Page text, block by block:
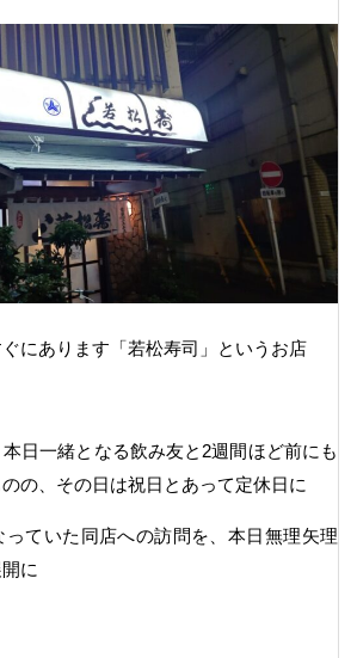
にあります「若松寿司」というお店
日一緒となる飲み友と2週間ほど前にも
の、その日は祝日とあって定休日に
ていた同店への訪問を、本日無理矢理
に